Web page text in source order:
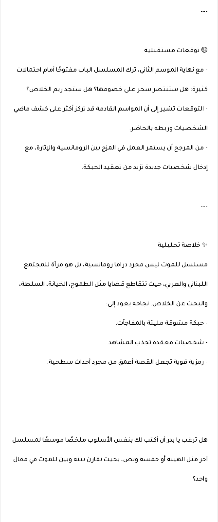
---
🟡 توقعات مستقبلية
- مع نهاية الموسم الثاني، ترك المسلسل الباب مفتوحًا أمام احتمالات
كثيرة: هل ستنتصر سحر على خصومها؟ هل ستجد ريم الخلاص؟
- التوقعات تشير إلى أن المواسم القادمة قد تركز أكثر على كشف ماضي
الشخصيات وربطه بالحاضر.
- من المرجح أن يستمر العمل في المزج بين الرومانسية والإثارة، مع
إدخال شخصيات جديدة تزيد من تعقيد الحبكة.
---
✨ خلاصة تحليلية
مسلسل للموت ليس مجرد دراما رومانسية، بل هو مرآة للمجتمع
اللبناني والعربي، حيث تتقاطع قضايا مثل الطموح، الخيانة، السلطة،
والبحث عن الخلاص. نجاحه يعود إلى:
- حبكة مشوقة مليئة بالمفاجآت.
- شخصيات معقدة تجذب المشاهد.
- رمزية قوية تجعل القصة أعمق من مجرد أحداث سطحية.
---
هل ترغب يا بدر أن أكتب لك بنفس الأسلوب ملخصًا موسعًا لمسلسل
آخر مثل الهيبة أو خمسة ونص، بحيث نقارن بينه وبين للموت في مقال
واحد؟